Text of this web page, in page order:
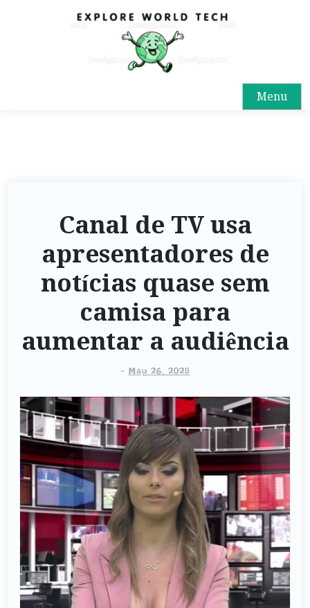
Menu
Canal de TV usa
apresentadores de
notícias quase sem
camisa para
aumentar a audiência
- May 26, 2025